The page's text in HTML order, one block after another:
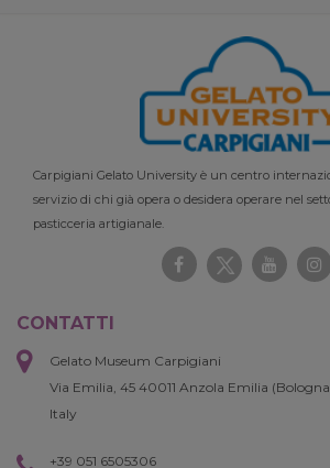
Carpigiani Gelato University è un centro
servizio di chi già opera o desidera operare nel
pasticceria artigianale.
CONTATTI
Gelato Museum Carpigiani
Via Emilia, 45 40011 Anzola Emilia
Italy
+39 051 6505306